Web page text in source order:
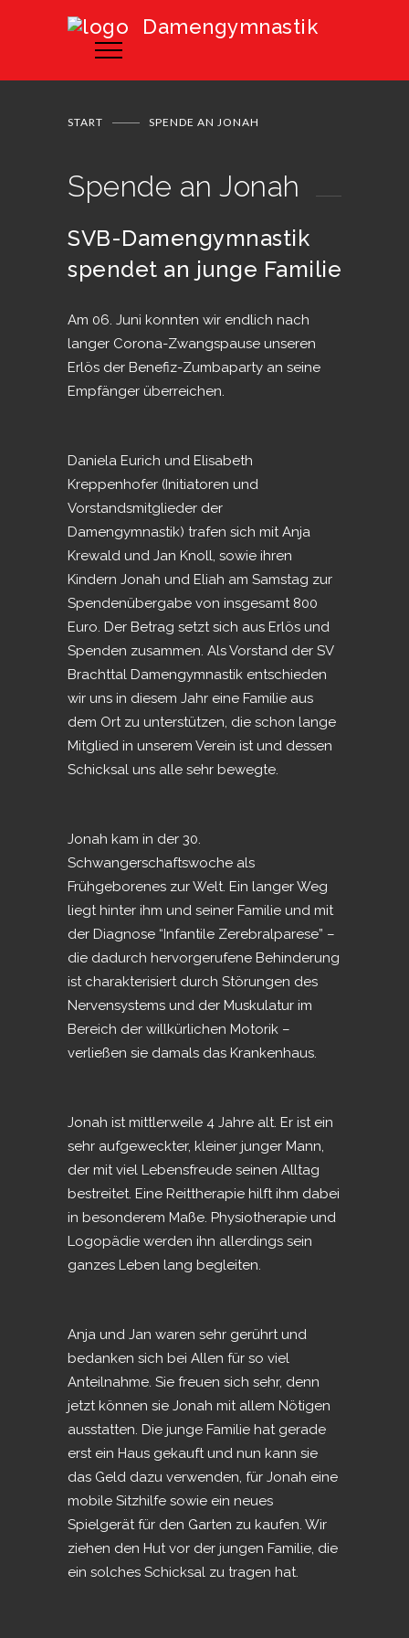
Damengymnastik
START SPENDE AN JONAH
Spende an Jonah
SVB-Damengymnastik
spendet an junge Familie
Am 06. Juni konnten wir endlich nach
langer Corona-Zwangspause unseren
Erlös der Benefiz-Zumbaparty an seine
Empfänger überreichen.
Daniela Eurich und Elisabeth
Kreppenhofer (Initiatoren und
Vorstandsmitglieder der
Damengymnastik) trafen sich mit Anja
Krewald und Jan Knoll, sowie ihren
Kindern Jonah und Eliah am Samstag zur
Spendenübergabe von insgesamt 800
Euro. Der Betrag setzt sich aus Erlös und
Spenden zusammen. Als Vorstand der SV
Brachttal Damengymnastik entschieden
wir uns in diesem Jahr eine Familie aus
dem Ort zu unterstützen, die schon lange
Mitglied in unserem Verein ist und dessen
Schicksal uns alle sehr bewegte.
Jonah kam in der 30.
Schwangerschaftswoche als
Frühgeborenes zur Welt. Ein langer Weg
liegt hinter ihm und seiner Familie und mit
der Diagnose “Infantile Zerebralparese” –
die dadurch hervorgerufene Behinderung
ist charakterisiert durch Störungen des
Nervensystems und der Muskulatur im
Bereich der willkürlichen Motorik –
verließen sie damals das Krankenhaus.
Jonah ist mittlerweile 4 Jahre alt. Er ist ein
sehr aufgeweckter, kleiner junger Mann,
der mit viel Lebensfreude seinen Alltag
bestreitet. Eine Reittherapie hilft ihm dabei
in besonderem Maße. Physiotherapie und
Logopädie werden ihn allerdings sein
ganzes Leben lang begleiten.
Anja und Jan waren sehr gerührt und
bedanken sich bei Allen für so viel
Anteilnahme. Sie freuen sich sehr, denn
jetzt können sie Jonah mit allem Nötigen
ausstatten. Die junge Familie hat gerade
erst ein Haus gekauft und nun kann sie
das Geld dazu verwenden, für Jonah eine
mobile Sitzhilfe sowie ein neues
Spielgerät für den Garten zu kaufen. Wir
ziehen den Hut vor der jungen Familie, die
ein solches Schicksal zu tragen hat.